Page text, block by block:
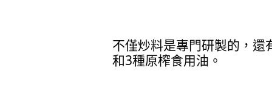
不僅炒料是專門研製的，
和3種原榨食用油。